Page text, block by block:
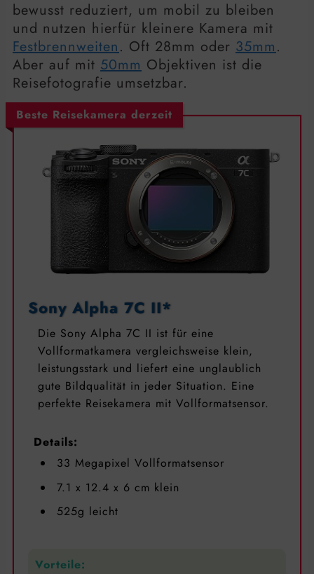
bewusst reduziert, um mobil zu bleiben
und nutzen hierfür kleinere Kamera mit
Festbrennweiten. Oft 28mm oder 35mm.
Aber auf mit 50mm Objektiven ist die
Reisefotografie umsetzbar.
Beste Reisekamera derzeit
Sony Alpha 7C II*
Die Sony Alpha 7C II ist für eine
Vollformatkamera vergleichsweise klein,
leistungsstark und liefert eine unglaublich
gute Bildqualität in jeder Situation. Eine
perfekte Reisekamera mit Vollformatsensor.
Details:
33 Megapixel Vollformatsensor
7.1 x 12.4 x 6 cm klein
‎525g leicht
Vorteile: